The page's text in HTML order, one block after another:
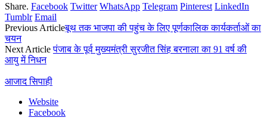
Share. Facebook Twitter WhatsApp Telegram Pinterest LinkedIn
Tumblr Email
Previous Articleबूथ तक भाजपा की पहुंच के लिए पूर्णकालिक कार्यकर्ताओं का
चयन
Next Articleपंजाब के पूर्व मुख्यमंत्री सुरजीत सिंह बरनाला का 91 वर्ष की
आयु में निधन
आजाद सिपाही
Website
Facebook